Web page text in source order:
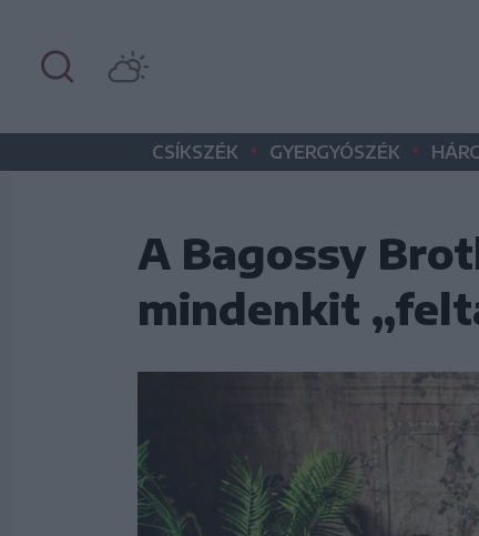
CSÍKSZÉK • GYERGYÓSZÉK •
A Bagossy
mindenkit